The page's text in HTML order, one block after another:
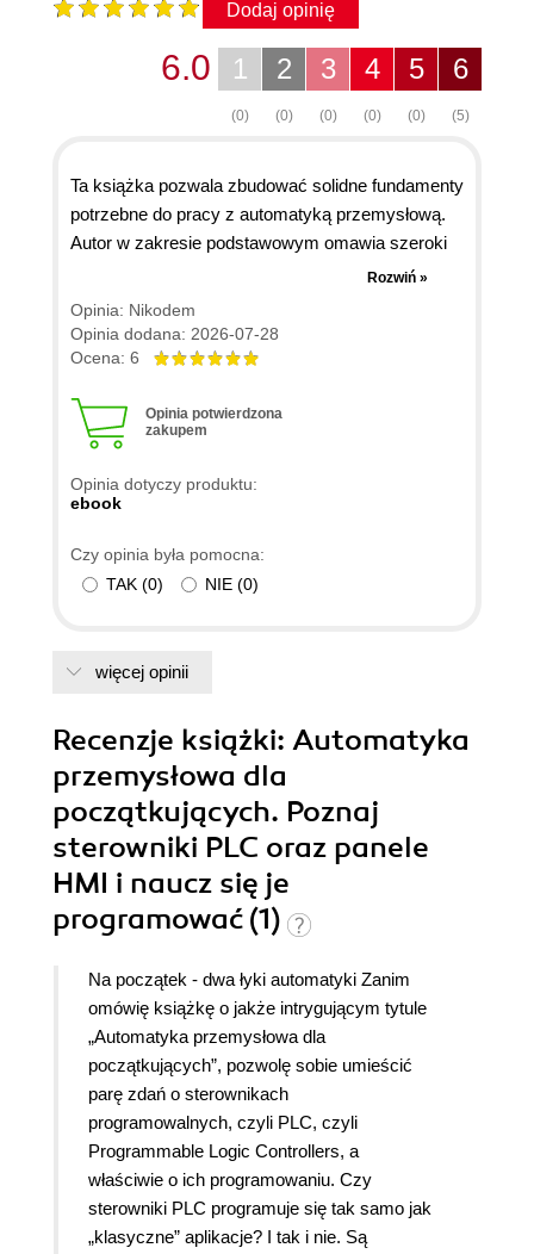
Dodaj opinię
6
(5)
5
(0)
4
(0)
3
(0)
2
(0)
1
(0)
6.0
Ta książka pozwala zbudować solidne fundamenty
potrzebne do pracy z automatyką przemysłową.
Autor w zakresie podstawowym omawia szeroki
zakres tematow od zasady działania PLC,
poprzez sieci przemysłowe, panele HMI itp. W
rozdziałach poświęconych dobrym praktykom
oraz poszczegolnym funkcjom wyczula na
każdemu programiście, a ktorych znalezienie
potrafi być problematyczne. Szczerze polecam tę
automatykom, choć ci nieco bardziej
dodać, że autor skupia się na sprzęcie firmy
Siemens, choć wiele zawartych w niej informacji
Rozwiń »
Opinia: Nikodem
Opinia dodana: 2026-07-28
Ocena: 6
Opinia potwierdzona
zakupem
Opinia dotyczy produktu:
ebook
Czy opinia była pomocna:
TAK (0) NIE (0)
więcej opinii
Recenzje książki: Automatyka
przemysłowa dla
początkujących. Poznaj
sterowniki PLC oraz panele
HMI i naucz się je
programować (1)
Na początek - dwa łyki automatyki Zanim
omówię książkę o jakże intrygującym tytule
„Automatyka przemysłowa dla
początkujących”, pozwolę sobie umieścić
parę zdań o sterownikach
programowalnych, czyli PLC, czyli
Programmable Logic Controllers, a
właściwie o ich programowaniu. Czy
sterowniki PLC programuje się tak samo jak
„klasyczne” aplikacje? I tak i nie. Są